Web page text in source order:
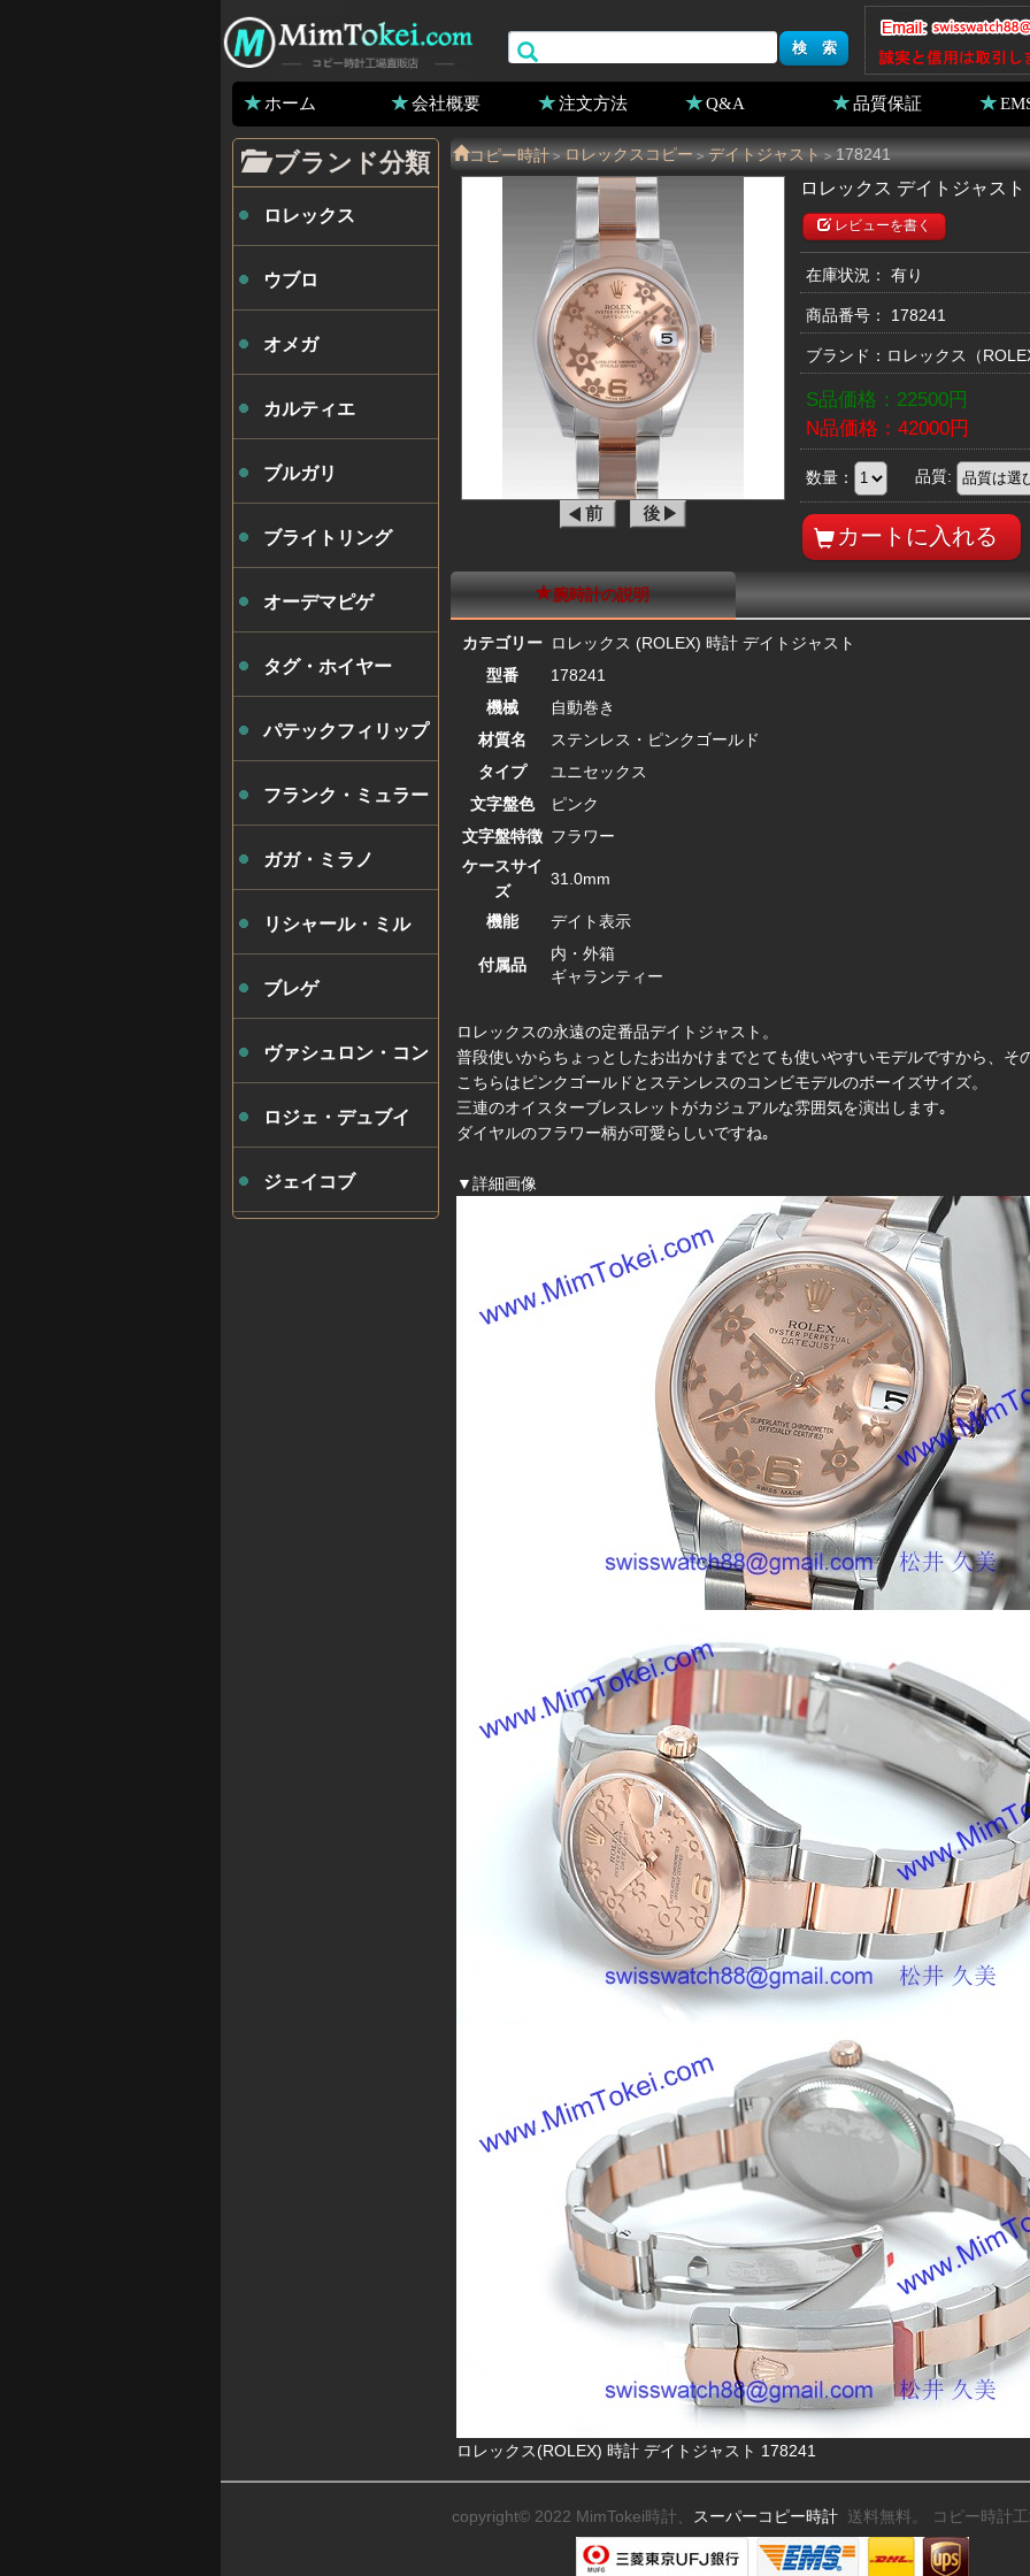
ホーム 会社概要 注文方法 Q&A 品質保証
コピー時計 > ロレックスコピー > デイトジャスト > 178241
ロレックス デイトジャス
レビューを書く
在庫状況： 有り
商品番号： 178241
ブランド： ロレックス （
S品価格： 22500円
N品価格： 42000円
数量： 品質:
腕時計の説明
カテゴリー ロレックス (ROLEX) 時計 デイトジャスト
型番
178241
機械
自動巻き
材質名
ステンレス・ピンクゴールド
タイプ
ユニセックス
文字盤色
ピンク
文字盤特徴 フラワー
ケースサイ
ズ
31.0mm
機能 デイト表示
付属品
内・外箱
ギャランティー
ロレックスの永遠の定番品デイトジャスト。
普段使いからちょっとしたお出かけまでとても使いやすいモデルですから、そ
こちらはピンクゴールドとステンレスのコンビモデルのボーイズサイズ。
三連のオイスターブレスレットがカジュアルな雰囲気を演出します｡
ダイヤルのフラワー柄が可愛らしいですね｡
▼詳細画像
ロレックス(ROLEX) 時計 デイトジャスト 178241
ブランド分類
ロレックス
ウブロ
オメガ
カルティエ
ブルガリ
ブライトリング
オーデマピゲ
タグ・ホイヤー
パテックフィリップ
フランク・ミュラー
ガガ・ミラノ
リシャール・ミル
ブレゲ
ヴァシュロン・コン
スタンタン
ロジェ・デュブイ
ジェイコブ
copyright© 2022 MimTokei時計、 スーパーコピー時計 送料無料。 コピー時計